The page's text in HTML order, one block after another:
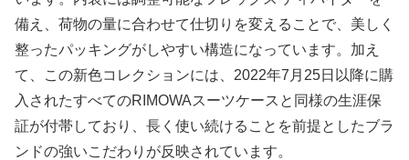
備え、荷物の量に合わせて仕切りを変えることで、美しく
整ったパッキングがしやすい構造になっています。加え
て、この新色コレクションには、2022年7月25日以降に購
入されたすべてのRIMOWAスーツケースと同様の生涯保
証が付帯しており、長く使い続けることを前提としたブラ
ンドの強いこだわりが反映されています。